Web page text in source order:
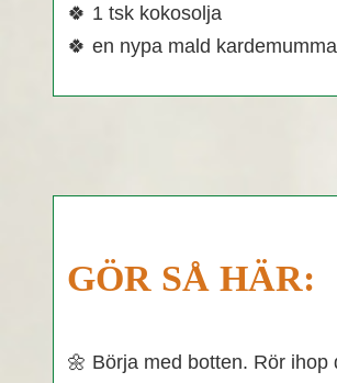
🍀 1 tsk kokosolja
🍀 en nypa mald kardemumma
GÖR SÅ HÄR:
🌼 Börja med botten. Rör ihop